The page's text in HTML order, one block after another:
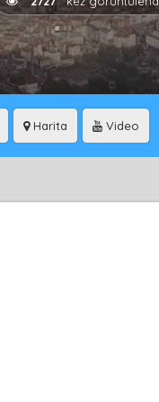
Harita Video